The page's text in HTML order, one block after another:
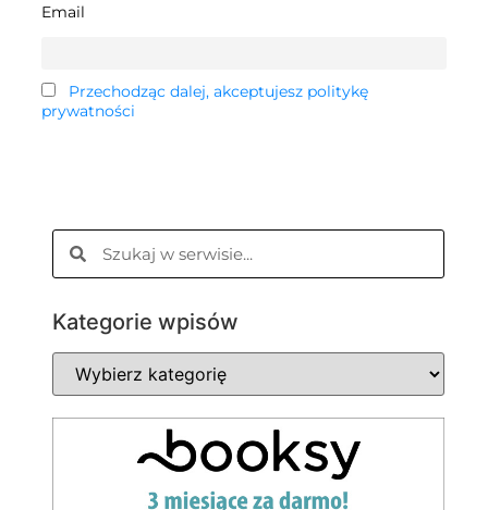
Email
Przechodząc dalej, akceptujesz politykę
prywatności
Kategorie wpisów